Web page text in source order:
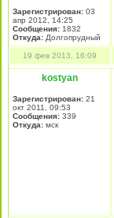
Зарегистрирован: 03
апр 2012, 14:25
Сообщения: 1832
Откуда: Долгопрудный
19 фев 2013, 16:09
kostyan
Зарегистрирован: 21
окт 2011, 09:53
Сообщения: 339
Откуда: мск